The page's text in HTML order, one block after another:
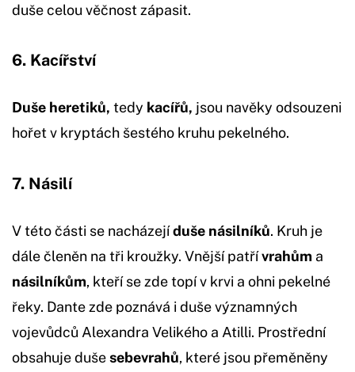
duše celou věčnost zápasit.
6. Kacířství
Duše heretiků, tedy kacířů, jsou navěky odsouzeni
hořet v kryptách šestého kruhu pekelného.
7. Násilí
V této části se nacházejíduše násilníků. Kruh je
dále členěn na tři kroužky. Vnější patřívrahům a
násilníkům, kteří se zde topí v krvi a ohni pekelné
řeky. Dante zde poznává i duše významných
vojevůdců Alexandra Velikého a Atilli. Prostřední
obsahuje dušesebevrahů, které jsou přeměněny